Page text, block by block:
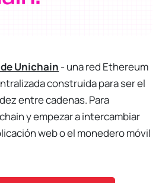
Unichain - una red Ethereum
construida para ser el
entre cadenas. Para
y empezar a intercambiar
web o el monedero móvil